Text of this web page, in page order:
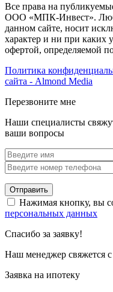
Все права на
ООО «МПК-Инвест».
данном сайте, носит
характер и ни при каких
офертой, определяемой
Политика
сайта - Almond Media
Перезвоните мне
Наши специалисты
ваши вопросы
Отправить
Нажимая кнопку, вы
персональных данных
Спасибо за заявку!
Наш менеджер свяжется
Заявка на ипотеку